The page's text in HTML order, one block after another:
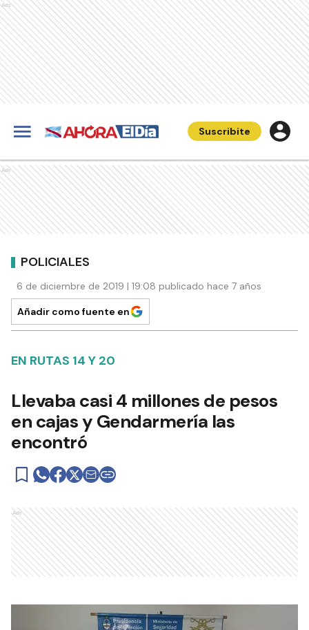
Ads
Suscribite
Ads
POLICIALES
6 de diciembre de 2019 | 19:08 publicado hace 7 años
Añadir como fuente en
EN RUTAS 14 Y 20
Llevaba casi 4 millones de pesos
en cajas y Gendarmería las
encontró
Ads